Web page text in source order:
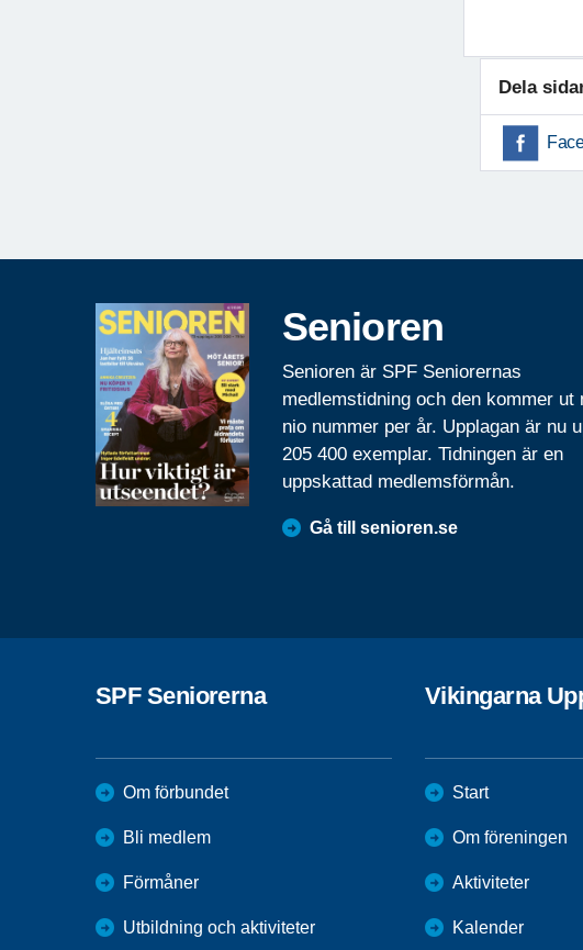
Dela
Senioren
Senioren är SPF Seniorernas
medlemstidning och den kommer ut
nio nummer per år. Upplagan är nu
205 400 exemplar. Tidningen är en
uppskattad medlemsförmån.
Gå till senioren.se
SPF Seniorerna
Om förbundet
Bli medlem
Förmåner
Utbildning och aktiviteter
Vikingarna
Start
Om föreningen
Aktiviteter
Kalender